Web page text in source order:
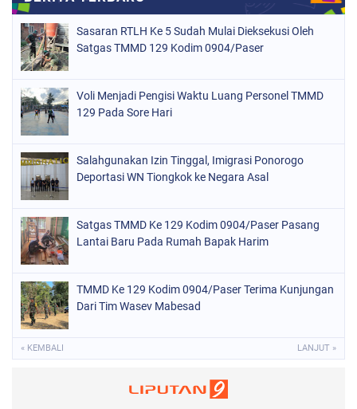
Sasaran RTLH Ke 5 Sudah Mulai Dieksekusi Oleh
Satgas TMMD 129 Kodim 0904/Paser
Voli Menjadi Pengisi Waktu Luang Personel TMMD
129 Pada Sore Hari
Salahgunakan Izin Tinggal, Imigrasi Ponorogo
Deportasi WN Tiongkok ke Negara Asal
Satgas TMMD Ke 129 Kodim 0904/Paser Pasang
Lantai Baru Pada Rumah Bapak Harim
TMMD Ke 129 Kodim 0904/Paser Terima Kunjungan
Dari Tim Wasev Mabesad
« KEMBALI LANJUT »